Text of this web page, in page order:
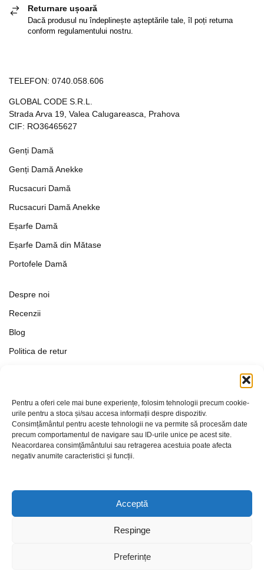
Pentru a oferi cele mai bune experiențe, folosim tehnologii precum cookie-
urile pentru a stoca și/sau accesa informații despre dispozitiv.
Consimțământul pentru aceste tehnologii ne va permite să procesăm date
precum comportamentul de navigare sau ID-urile unice pe acest site.
Neacordarea consimțământului sau retragerea acestuia poate afecta
negativ anumite caracteristici și funcții.
Acceptă
Respinge
Preferințe
Returnare ușoară
Dacă produsul nu îndeplinește așteptările tale, îl poți returna
conform regulamentului nostru.
TELEFON: 0740.058.606
GLOBAL CODE S.R.L.
Strada Arva 19, Valea Calugareasca, Prahova
CIF: RO36465627
Genți Damă
Genți Damă Anekke
Rucsacuri Damă
Rucsacuri Damă Anekke
Eșarfe Damă
Eșarfe Damă din Mătase
Portofele Damă
Despre noi
Recenzii
Blog
Politica de retur
Politica de Confidențialitate
Politica de cookies
Setări Cookie-uri
Contact